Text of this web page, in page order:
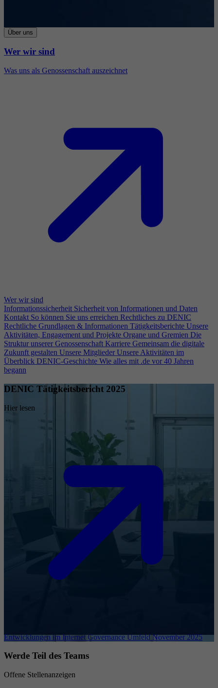
Über uns
Wer wir sind
Was uns als Genossenschaft auszeichnet
Wer wir sind
Informationssicherheit Sicherheit von Informationen und Daten
Kontakt So können Sie uns erreichen Rechtliches zu DENIC
Rechtliche Grundlagen & Informationen Tätigkeitsberichte Unsere
Aktivitäten, Engagement und Projekte Organe und Gremien Die
Struktur unserer Genossenschaft Karriere Gemeinsam die digitale
Zukunft gestalten Unsere Mitglieder Unsere Aktivitäten im
Überblick DENIC-Geschichte Wie alles mit .de vor 40 Jahren
begann
DENIC Tätigkeitsbericht 2025
Hier lesen
Entwicklungen im Internet Governance Umfeld November 2025
Werde Teil des Teams
Offene Stellenanzeigen